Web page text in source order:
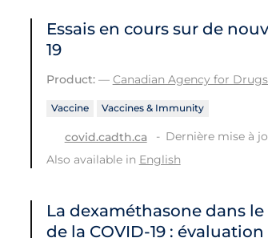
Essais en cours sur de
19
Product:— Canadian Agency for
Vaccine Vaccines & Immunity
covid.cadth.ca
Dernière mise à
Also available in English
La dexaméthasone dans
de la COVID‑19 :